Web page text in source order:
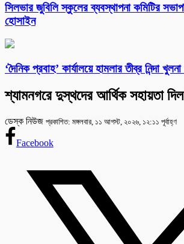
সিলভার জুবিলি স্কুলের ব্যবস্থাপনা কমিটির
হোসাইন
‘দৈনিক প্রবাহ’ কার্যালয়ে হামলার তীব্র নিন্দা
শ্যামনগরে দুস্থদের আর্থিক সহায়তা
ডেস্ক নিউজ প্রকাশিত: মঙ্গলবার, ১১ আগস্ট, ২০২৬, ১২:১১ পূর্বাহ্ণ
Facebook